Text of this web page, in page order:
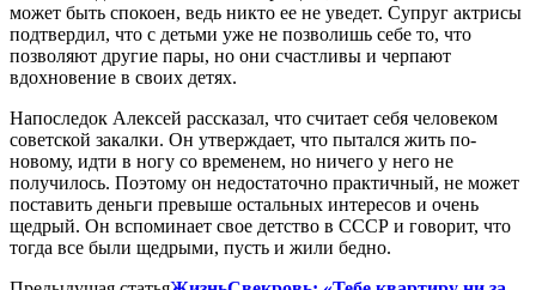
может быть спокоен, ведь никто ее не уведет. Супруг актрисы
подтвердил, что с детьми уже не позволишь себе то, что
позволяют другие пары, но они счастливы и черпают
вдохновение в своих детях.
Напоследок Алексей рассказал, что считает себя человеком
советской закалки. Он утверждает, что пытался жить по-
новому, идти в ногу со временем, но ничего у него не
получилось. Поэтому он недостаточно практичный, не может
поставить деньги превыше остальных интересов и очень
щедрый. Он вспоминает свое детство в СССР и говорит, что
тогда все были щедрыми, пусть и жили бедно.